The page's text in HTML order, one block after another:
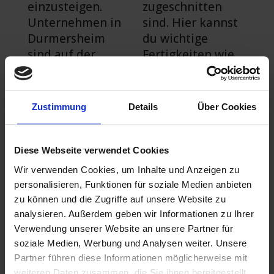
Zustimmung Details Über Cookies
Diese Webseite verwendet Cookies
Wir verwenden Cookies, um Inhalte und Anzeigen zu
personalisieren, Funktionen für soziale Medien anbieten
zu können und die Zugriffe auf unsere Website zu
analysieren. Außerdem geben wir Informationen zu Ihrer
Verwendung unserer Website an unsere Partner für
soziale Medien, Werbung und Analysen weiter. Unsere
Partner führen diese Informationen möglicherweise mit
einzusteigen.
Unternehmen in
Durmersheim
sind auf der
Suche nach
motivierten
Mitarbeitern mit
Fähigkeiten und
dem Willen,
Produkte oder
Dienstleistungen
zu verkaufen.
Vertrieb als attraktive
Option – auch ohne
Ausbildung
zugeschnitten
sind. Hier kannst
du wichtige
Fertigkeiten wie
Kundenakquise,
Verkaufstechnike
n und
den Erwerb dieser
Fähigkeiten
erhöhst du deine
Chancen auf eine
Beförderung und
höhere
Verdienstmöglich
keiten.